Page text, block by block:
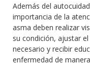
Además del
importancia de la
asma deben realizar
su condición, ajustar
necesario y recibir
enfermedad de